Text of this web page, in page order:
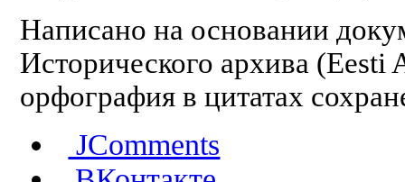
Написано на основании
Исторического архива
орфография в цитатах
JComments